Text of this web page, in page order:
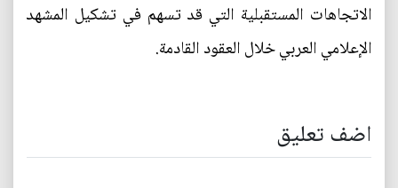
الاتجاهات المستقبلية التي قد تسهم في تشكيل المشهد
الإعلامي العربي خلال العقود القادمة.
اضف تعليق